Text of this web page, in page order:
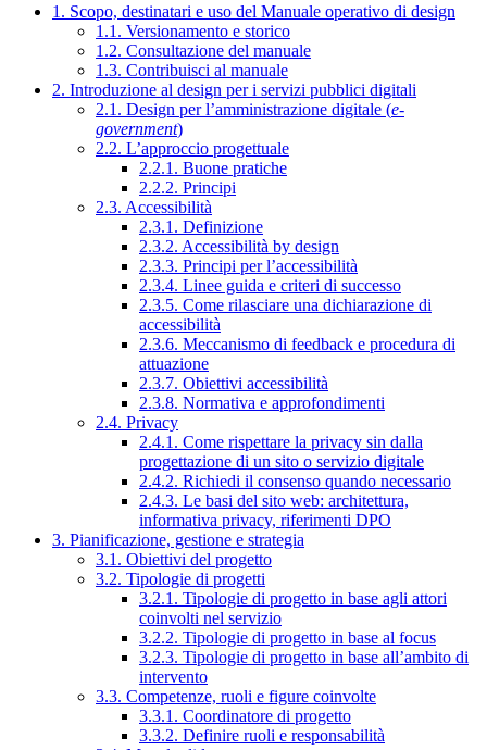
1. Scopo, destinatari e uso del Manuale operativo di design
1.1. Versionamento e storico
1.2. Consultazione del manuale
1.3. Contribuisci al manuale
2. Introduzione al design per i servizi pubblici digitali
2.1. Design per l’amministrazione digitale (e-
government)
2.2. L’approccio progettuale
2.2.1. Buone pratiche
2.2.2. Principi
2.3. Accessibilità
2.3.1. Definizione
2.3.2. Accessibilità by design
2.3.3. Principi per l’accessibilità
2.3.4. Linee guida e criteri di successo
2.3.5. Come rilasciare una dichiarazione di
accessibilità
2.3.6. Meccanismo di feedback e procedura di
attuazione
2.3.7. Obiettivi accessibilità
2.3.8. Normativa e approfondimenti
2.4. Privacy
2.4.1. Come rispettare la privacy sin dalla
progettazione di un sito o servizio digitale
2.4.2. Richiedi il consenso quando necessario
2.4.3. Le basi del sito web: architettura,
informativa privacy, riferimenti DPO
3. Pianificazione, gestione e strategia
3.1. Obiettivi del progetto
3.2. Tipologie di progetti
3.2.1. Tipologie di progetto in base agli attori
coinvolti nel servizio
3.2.2. Tipologie di progetto in base al focus
3.2.3. Tipologie di progetto in base all’ambito di
intervento
3.3. Competenze, ruoli e figure coinvolte
3.3.1. Coordinatore di progetto
3.3.2. Definire ruoli e responsabilità